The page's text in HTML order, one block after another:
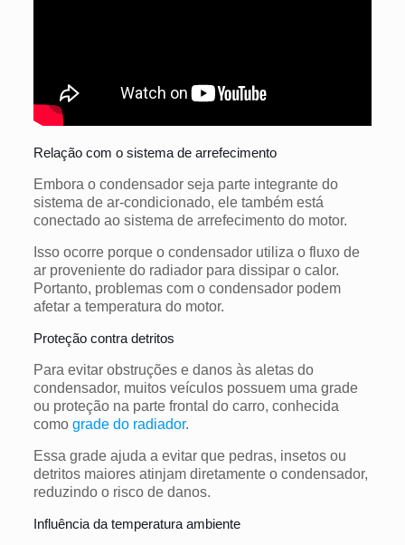
Relação com o sistema de arrefecimento
Embora o condensador seja parte integrante do
sistema de ar-condicionado, ele também está
conectado ao sistema de arrefecimento do motor.
Isso ocorre porque o condensador utiliza o fluxo de
ar proveniente do radiador para dissipar o calor.
Portanto, problemas com o condensador podem
afetar a temperatura do motor.
Proteção contra detritos
Para evitar obstruções e danos às aletas do
condensador, muitos veículos possuem uma grade
ou proteção na parte frontal do carro, conhecida
como grade do radiador.
Essa grade ajuda a evitar que pedras, insetos ou
detritos maiores atinjam diretamente o condensador,
reduzindo o risco de danos.
Influência da temperatura ambiente